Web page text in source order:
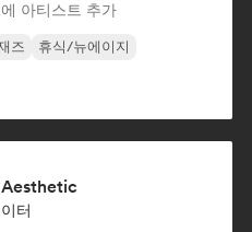
아티스트 추가
즈
휴식/뉴에이지
터